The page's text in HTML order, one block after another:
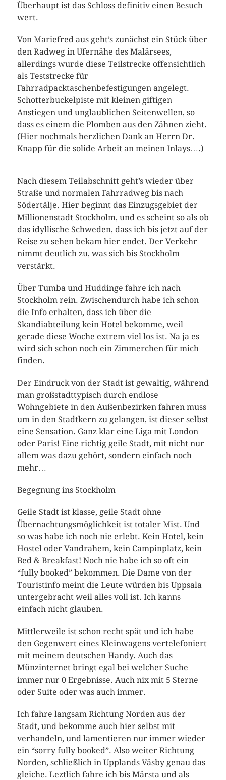
Überhaupt ist das Schloss definitiv einen Besuch
wert.
Von Mariefred aus geht’s zunächst ein Stück über
den Radweg in Ufernähe des Malärsees,
allerdings wurde diese Teilstrecke offensichtlich
als Teststrecke für
Fahrradpacktaschenbefestigungen angelegt.
Schotterbuckelpiste mit kleinen giftigen
Anstiegen und unglaublichen Seitenwellen, so
dass es einem die Plomben aus den Zähnen zieht.
(Hier nochmals herzlichen Dank an Herrn Dr.
Knapp für die solide Arbeit an meinen Inlays….)
Nach diesem Teilabschnitt geht’s wieder über
Straße und normalen Fahrradweg bis nach
Södertälje. Hier beginnt das Einzugsgebiet der
Millionenstadt Stockholm, und es scheint so als ob
das idyllische Schweden, dass ich bis jetzt auf der
Reise zu sehen bekam hier endet. Der Verkehr
nimmt deutlich zu, was sich bis Stockholm
verstärkt.
Über Tumba und Huddinge fahre ich nach
Stockholm rein. Zwischendurch habe ich schon
die Info erhalten, dass ich über die
Skandiabteilung kein Hotel bekomme, weil
gerade diese Woche extrem viel los ist. Na ja es
wird sich schon noch ein Zimmerchen für mich
finden.
Der Eindruck von der Stadt ist gewaltig, während
man großstadttypisch durch endlose
Wohngebiete in den Außenbezirken fahren muss
um in den Stadtkern zu gelangen, ist dieser selbst
eine Sensation. Ganz klar eine Liga mit London
oder Paris! Eine richtig geile Stadt, mit nicht nur
allem was dazu gehört, sondern einfach noch
mehr…
Begegnung ins Stockholm
Geile Stadt ist klasse, geile Stadt ohne
Übernachtungsmöglichkeit ist totaler Mist. Und
so was habe ich noch nie erlebt. Kein Hotel, kein
Hostel oder Vandrahem, kein Campinplatz, kein
Bed & Breakfast! Noch nie habe ich so oft ein
“fully booked” bekommen. Die Dame von der
Touristinfo meint die Leute würden bis Uppsala
untergebracht weil alles voll ist. Ich kanns
einfach nicht glauben.
Mittlerweile ist schon recht spät und ich habe
den Gegenwert eines Kleinwagens vertelefoniert
mit meinem deutschen Handy. Auch das
Münzinternet bringt egal bei welcher Suche
immer nur 0 Ergebnisse. Auch nix mit 5 Sterne
oder Suite oder was auch immer.
Ich fahre langsam Richtung Norden aus der
Stadt, und bekomme auch hier selbst mit
verhandeln, und lamentieren nur immer wieder
ein “sorry fully booked”. Also weiter Richtung
Norden, schließlich in Upplands Väsby genau das
gleiche. Leztlich fahre ich bis Märsta und als